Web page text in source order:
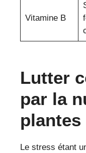
Vitamine B
Lutter
par la
plantes
Le stress étant